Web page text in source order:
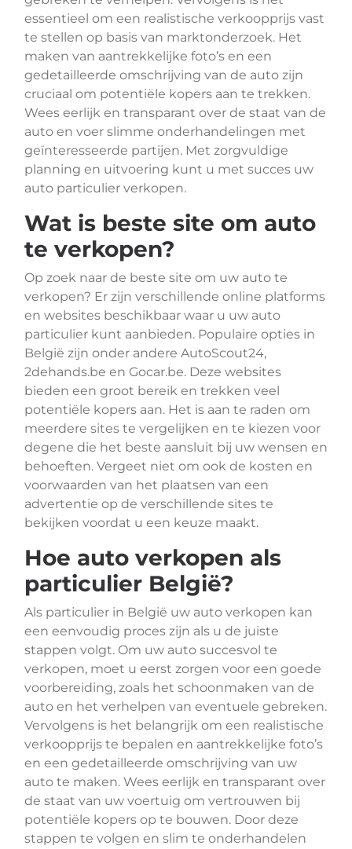
essentieel om een realistische verkoopprijs vast
te stellen op basis van marktonderzoek. Het
maken van aantrekkelijke foto’s en een
gedetailleerde omschrijving van de auto zijn
cruciaal om potentiële kopers aan te trekken.
Wees eerlijk en transparant over de staat van de
auto en voer slimme onderhandelingen met
geïnteresseerde partijen. Met zorgvuldige
planning en uitvoering kunt u met succes uw
auto particulier verkopen.
Wat is beste site om auto
te verkopen?
Op zoek naar de beste site om uw auto te
verkopen? Er zijn verschillende online platforms
en websites beschikbaar waar u uw auto
particulier kunt aanbieden. Populaire opties in
België zijn onder andere AutoScout24,
2dehands.be en Gocar.be. Deze websites
bieden een groot bereik en trekken veel
potentiële kopers aan. Het is aan te raden om
meerdere sites te vergelijken en te kiezen voor
degene die het beste aansluit bij uw wensen en
behoeften. Vergeet niet om ook de kosten en
voorwaarden van het plaatsen van een
advertentie op de verschillende sites te
bekijken voordat u een keuze maakt.
Hoe auto verkopen als
particulier België?
Als particulier in België uw auto verkopen kan
een eenvoudig proces zijn als u de juiste
stappen volgt. Om uw auto succesvol te
verkopen, moet u eerst zorgen voor een goede
voorbereiding, zoals het schoonmaken van de
auto en het verhelpen van eventuele gebreken.
Vervolgens is het belangrijk om een realistische
verkoopprijs te bepalen en aantrekkelijke foto’s
en een gedetailleerde omschrijving van uw
auto te maken. Wees eerlijk en transparant over
de staat van uw voertuig om vertrouwen bij
potentiële kopers op te bouwen. Door deze
stappen te volgen en slim te onderhandelen